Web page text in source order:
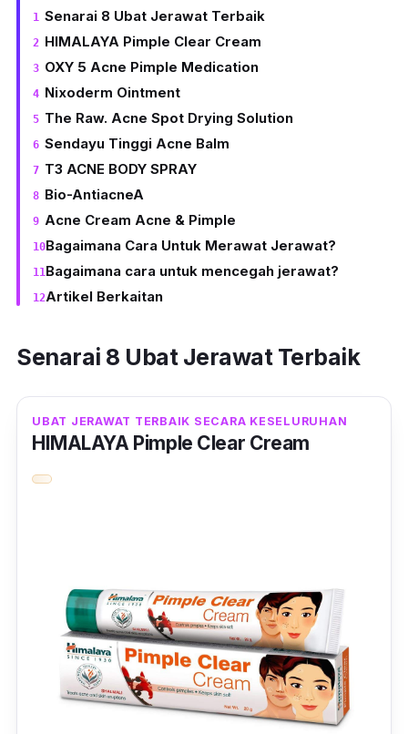
Senarai 8 Ubat Jerawat Terbaik
HIMALAYA Pimple Clear Cream
OXY 5 Acne Pimple Medication
Nixoderm Ointment
The Raw. Acne Spot Drying Solution
Sendayu Tinggi Acne Balm
T3 ACNE BODY SPRAY
Bio-AntiacneA
Acne Cream Acne & Pimple
Bagaimana Cara Untuk Merawat Jerawat?
Bagaimana cara untuk mencegah jerawat?
Artikel Berkaitan
Senarai 8 Ubat Jerawat Terbaik
UBAT JERAWAT TERBAIK SECARA KESELURUHAN
HIMALAYA Pimple Clear Cream